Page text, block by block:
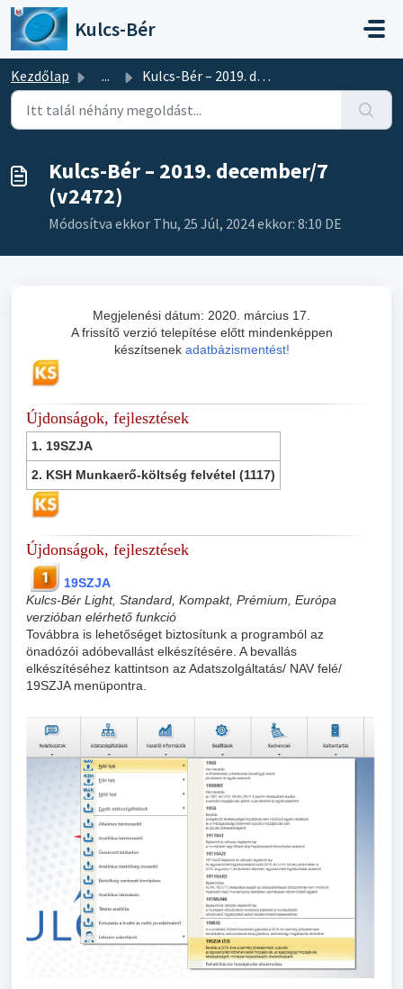
Kihagyás a tartalom megtartásához
Kulcs-Bér
Kezdőlap ... Kulcs-Bér – 2019. december/7 (v2472)
Kulcs-Bér – 2019. december/7
(v2472)
Módosítva ekkor Thu, 25 Júl, 2024 ekkor: 8:10 DE
Megjelenési dátum: 2020. március 17.
A frissítő verzió telepítése előtt mindenképpen
készítsenek adatbázismentést!
Újdonságok, fejlesztések
1. 19SZJA
2. KSH Munkaerő-költség felvétel (1117)
Újdonságok, fejlesztések
19SZJA
Kulcs-Bér Light, Standard, Kompakt, Prémium, Európa
verzióban elérhető funkció
Továbbra is lehetőséget biztosítunk a programból az
önadózói adóbevallást elkészítésére. A bevallás
elkészítéséhez kattintson az Adatszolgáltatás/ NAV felé/
19SZJA menüpontra.